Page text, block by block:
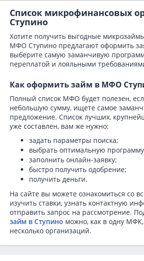
Список микрофинансовых
Ступино
Хотите получить выгодные
МФО Ступино предлагают оформить
выберите самую заманчивую
переплатой и лояльными
Как оформить займ в МФО
Полный список МФО будет полезен,
небольшую сумму, ищете самое
предложение. Список лучших,
уже составлен, вам же нужно:
задать параметры поиска;
выбрать оптимальную
заполнить онлайн-заявку;
быстро получить одобрение;
получить деньги.
На сайте вы можете ознакомиться со
изучить ставки, узнать контактную
отправить запрос на рассмотрение.
займ в Ступино можно, как в одну МФК,
несколько организаций.